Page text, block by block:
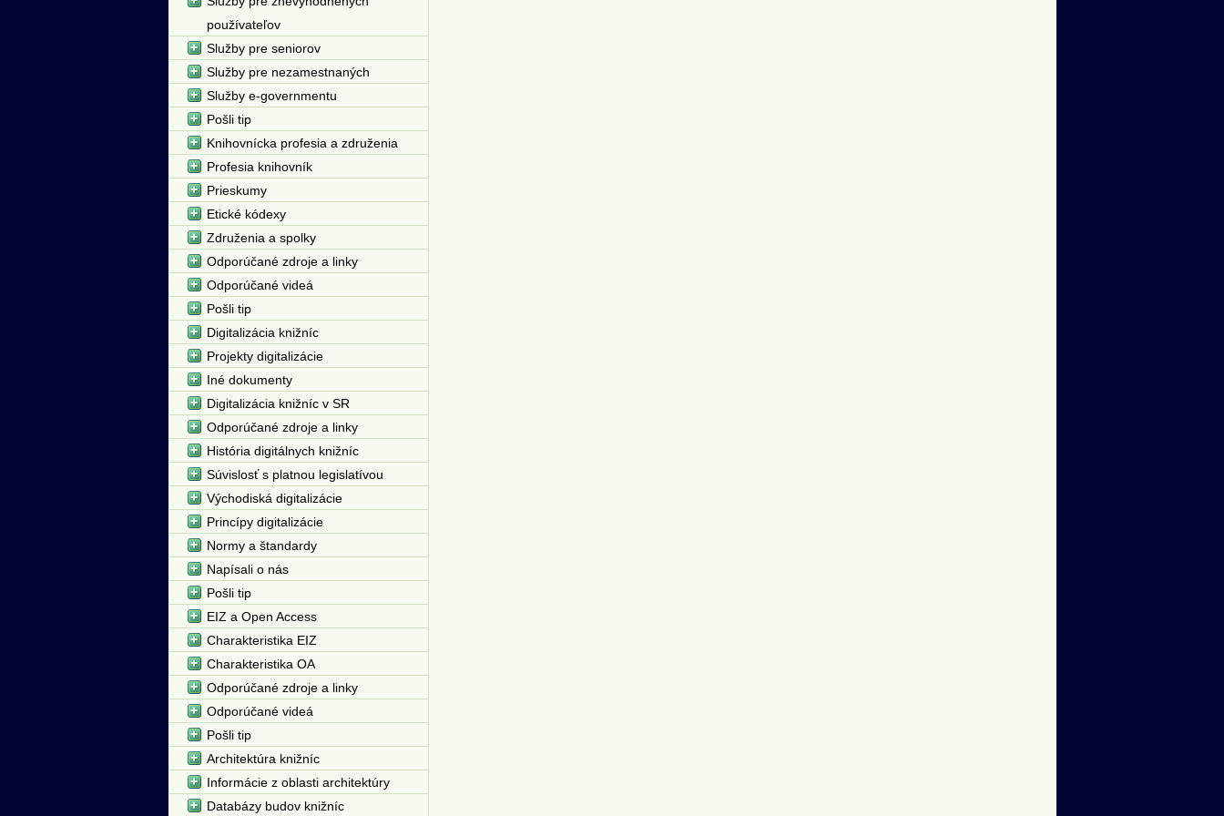
používateľov
Služby pre seniorov
Služby pre nezamestnaných
Služby e-governmentu
Pošli tip
Knihovnícka profesia a združenia
Profesia knihovník
Prieskumy
Etické kódexy
Združenia a spolky
Odporúčané zdroje a linky
Odporúčané videá
Pošli tip
Digitalizácia knižníc
Projekty digitalizácie
Iné dokumenty
Digitalizácia knižníc v SR
Odporúčané zdroje a linky
História digitálnych knižníc
Súvislosť s platnou legislatívou
Východiská digitalizácie
Princípy digitalizácie
Normy a štandardy
Napísali o nás
Pošli tip
EIZ a Open Access
Charakteristika EIZ
Charakteristika OA
Odporúčané zdroje a linky
Odporúčané videá
Pošli tip
Architektúra knižníc
Informácie z oblasti architektúry
Databázy budov knižníc